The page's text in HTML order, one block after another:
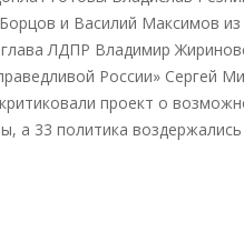
и Василий Максимов из
ЛДПР Владимир
России» Сергей
проект о
а 33 политика